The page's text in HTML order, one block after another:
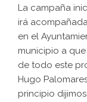
La campaña
irá
en el
municipio a
de todo este
Hugo
principio